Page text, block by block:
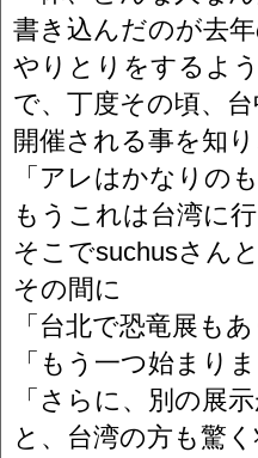
書き込んだのが去
やりとりをするよ
で、丁度その頃、
開催される事を知
「アレはかなりの
もうこれは台湾に
そこでsuchusさん
その間に
「台北で恐竜展も
「もう一つ始まりま
「さらに、別の展
と、台湾の方も驚く